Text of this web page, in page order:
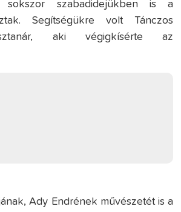
sokszor szabadidejükben is a
Segítségükre volt Tánczos
aki végigkísérte az
Ady Endrének művészetét is a